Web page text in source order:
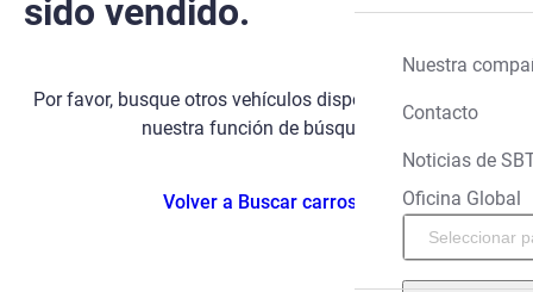
Nuestra
Contacto
Noticias de
Oficina Global
sido vendido.
Por favor, busque otros vehículos disponibles utilizando
nuestra función de búsqueda.
Volver a Buscar carros